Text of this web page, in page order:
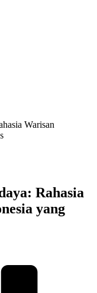
Warisan
Rahasia
yang